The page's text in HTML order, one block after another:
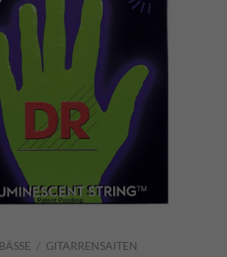
/ GITARRENSAITEN